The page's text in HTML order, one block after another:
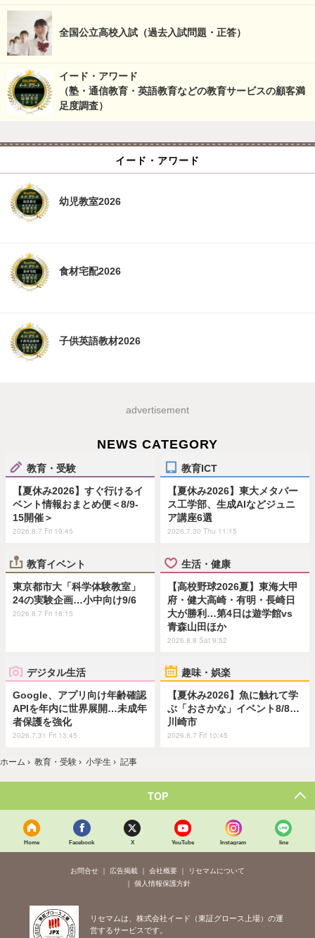
全国公立高校入試（過去入試問題・正答）
イード・アワード
（塾・通信教育・英語教育などの教育サービスの顧客満
足度調査）
イード・アワード
幼児教室2026
食材宅配2026
子供英語教材2026
advertisement
NEWS CATEGORY
教育・受験
【夏休み2026】すぐ行けるイ
ベント情報おまとめ便＜8/9-
15開催＞
2026.8.7 Fri 19:45
教育ICT
【夏休み2026】東大メタバー
ス工学部、生成AIなどジュニ
ア講座6選
2026.7.30 Thu 11:15
教育イベント
東京都市大「科学体験教室」
24の実験企画…小中向け9/6
2026.8.7 Fri 18:15
生活・健康
【高校野球2026夏】東海大甲
府・健大高崎・有明・長崎日
大が勝利…第4日は遊学館vs
青森山田ほか
2026.8.8 Sat 9:52
デジタル生活
Google、アプリ向け年齢確認
APIを年内に世界展開…未成年
者保護を強化
2026.7.31 Fri 13:45
趣味・娯楽
【夏休み2026】魚に触れて学
ぶ「おさかな」イベント8/8…
川崎市
2026.8.7 Fri 10:45
ホーム › 教育・受験 › 小学生 › 記事
TOP
Home Facebook X YouTube Instagram line
お問合せ 広告掲載 会社概要
リセマムについて
個人情報保護方針
リセマムは、株式会社イード（東証グロース上場）の運
営するサービスです。